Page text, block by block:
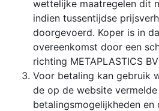
wettelijke maatregelen dit
indien tussentijdse
doorgevoerd. Koper is in
overeenkomst door een
richting METAPLASTICS
Voor betaling kan gebruik
de op de website vermelde
betalingsmogelijkheden en